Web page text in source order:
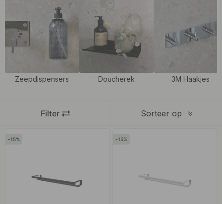
badkamerhaken, een praktische oplossing. Met een handdoekrek
in de badkamer hangt u handdoeken en badlakens op een nette
en handige manier op, terwijl ze beter kunnen drogen.
We bieden meerdere vormen, maten en uitvoeringen, zodat u de
badkamerinrichting. Kies voor een handdoekstang wanneer u een
liever niet in tegels boort. Zo wordt het eenvoudiger om een
Zeepdispensers Doucherek 3M Haakjes
Sorteer op
Filter
15 15